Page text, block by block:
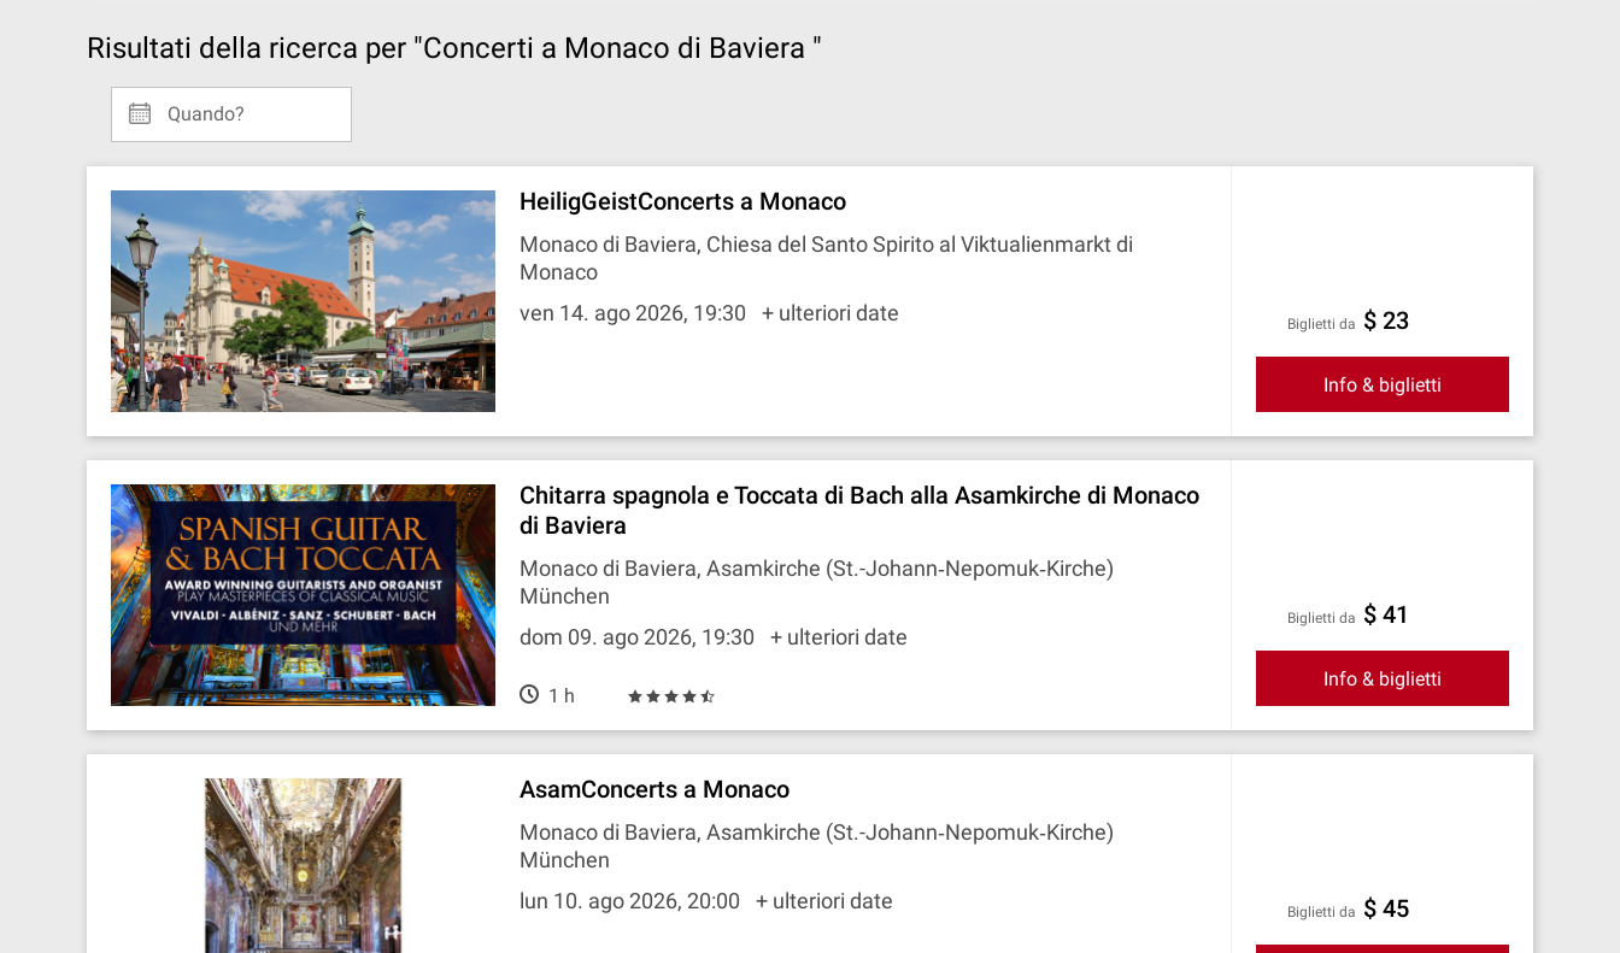
Risultati della ricerca per "Concerti a Monaco di Baviera "
Quando?
HeiligGeistConcerts a Monaco
Monaco di Baviera, Chiesa del Santo Spirito al Viktualienmarkt di
Monaco
ven 14. ago 2026, 19:30
+ ulteriori date Biglietti da $ 23
Info & biglietti
Chitarra spagnola e Toccata di Bach alla Asamkirche di Monaco
di Baviera
Monaco di Baviera, Asamkirche (St.-Johann‐Nepomuk‐Kirche)
München
dom 09. ago 2026, 19:30
+ ulteriori date
1 h
Biglietti da $ 41
Info & biglietti
AsamConcerts a Monaco
Monaco di Baviera, Asamkirche (St.-Johann‐Nepomuk‐Kirche)
München
lun 10. ago 2026, 20:00
+ ulteriori date Biglietti da $ 45